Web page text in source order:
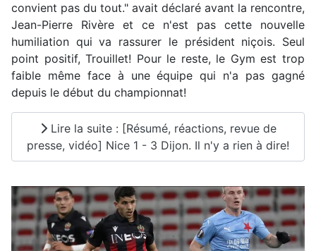
convient pas du tout." avait déclaré avant la rencontre,
Jean-Pierre Rivère et ce n'est pas cette nouvelle
humiliation qui va rassurer le président niçois. Seul
point positif, Trouillet! Pour le reste, le Gym est trop
faible même face à une équipe qui n'a pas gagné
depuis le début du championnat!
Lire la suite : [Résumé, réactions, revue de
presse, vidéo] Nice 1 - 3 Dijon. Il n'y a rien à dire!